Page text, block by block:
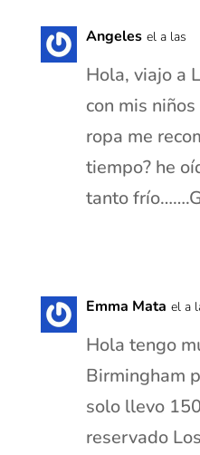
Angeles el a las
Hola, viajo a
con mis
ropa me
tiempo? he
tanto
Emma Mata el a
Hola tengo
Birmingham
solo llevo
reservado